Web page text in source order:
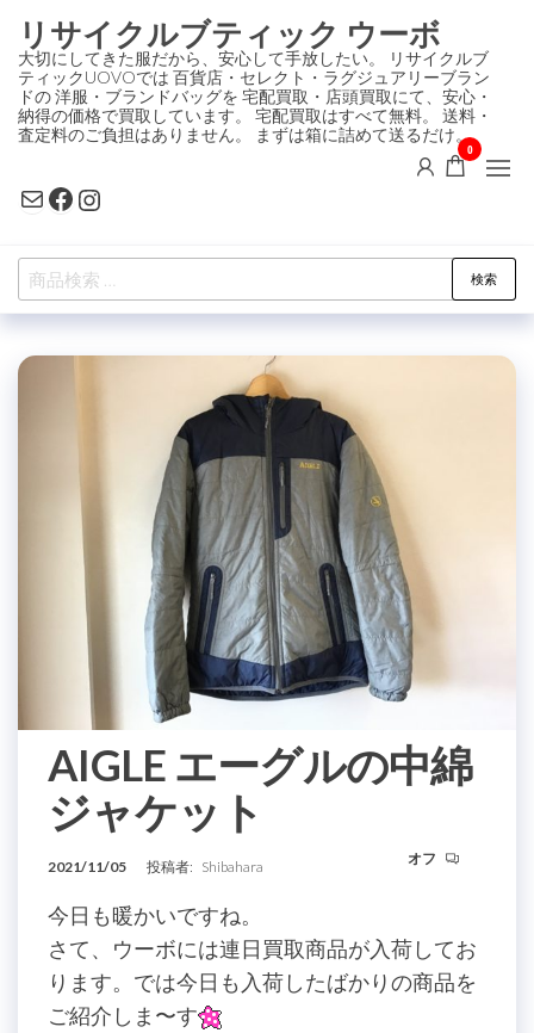
ン
テ
ン
ツ
プ
リサイクルブティック ウーボ
大切にしてきた服だから、安心して手放したい。 リサイクルブ
ティックUOVOでは 百貨店・セレクト・ラグジュアリーブラン
ドの 洋服・ブランドバッグを 宅配買取・店頭買取にて、安心・
納得の価格で買取しています。 宅配買取はすべて無料。 送料・
査定料のご負担はありません。 まずは箱に詰めて送るだけ。
MailFacebook
Instagram
0
検
索
象:
検索
AIGLE エーグルの中綿
ジャケット
2021/11/05 投稿者: Shibahara オフ
今日も暖かいですね。
さて、ウーボには連日買取商品が入荷してお
ります。では今日も入荷したばかりの商品を
ご紹介しま〜す